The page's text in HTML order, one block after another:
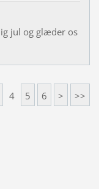
jul og glæder os
4 5 6 > >>